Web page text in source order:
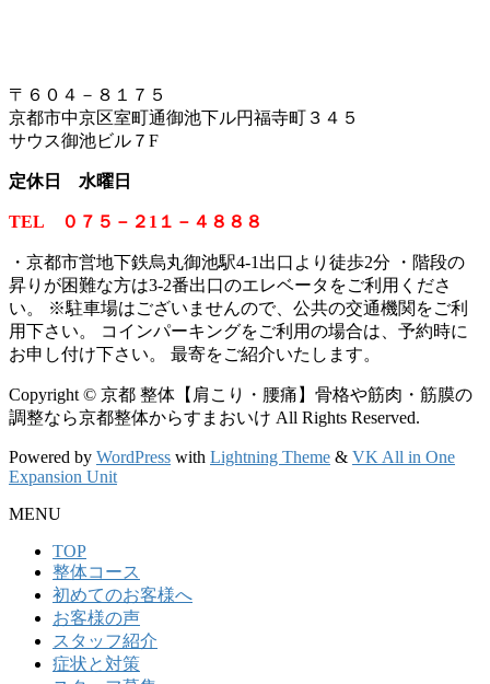
〒６０４－８１７５
京都市中京区室町通御池下ル円福寺町３４５
サウス御池ビル７F
定休日 水曜日
TEL ０７５－２1１－４８８８
・京都市営地下鉄烏丸御池駅4-1出口より徒歩2分 ・階段の
昇りが困難な方は3-2番出口のエレベータをご利用くださ
い。
※駐車場はございませんので、公共の交通機関をご利
用下さい。 コインパーキングをご利用の場合は、予約時に
お申し付け下さい。 最寄をご紹介いたします。
Copyright © 京都 整体【肩こり・腰痛】骨格や筋肉・筋膜の
調整なら京都整体からすまおいけ All Rights Reserved.
Powered by WordPress with Lightning Theme & VK All in One
Expansion Unit
MENU
TOP
整体コース
初めてのお客様へ
お客様の声
スタッフ紹介
症状と対策